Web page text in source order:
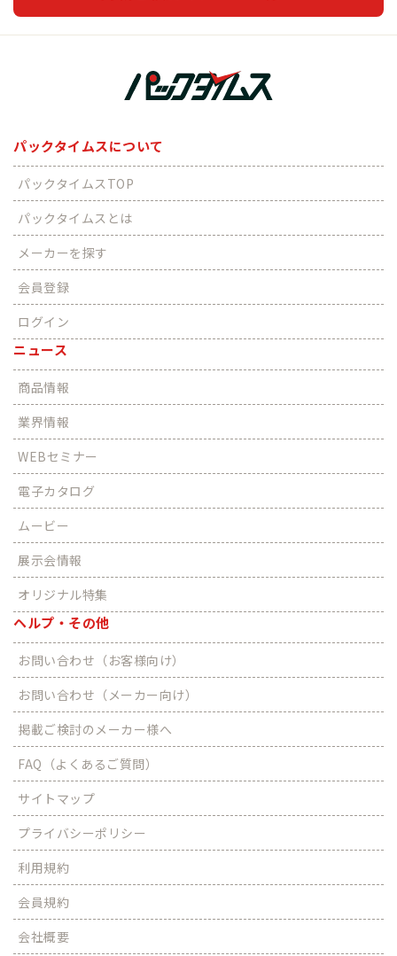
パックタイムスについて
パックタイムスTOP
パックタイムスとは
メーカーを探す
会員登録
ログイン
ニュース
商品情報
業界情報
WEBセミナー
電子カタログ
ムービー
展示会情報
オリジナル特集
ヘルプ・その他
お問い合わせ（お客様向け）
お問い合わせ（メーカー向け）
掲載ご検討のメーカー様へ
FAQ（よくあるご質問）
サイトマップ
プライバシーポリシー
利用規約
会員規約
会社概要